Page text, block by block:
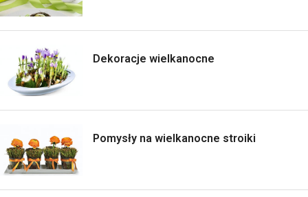
Dekoracje wielkanocne
Pomysły na wielkanocne stroiki